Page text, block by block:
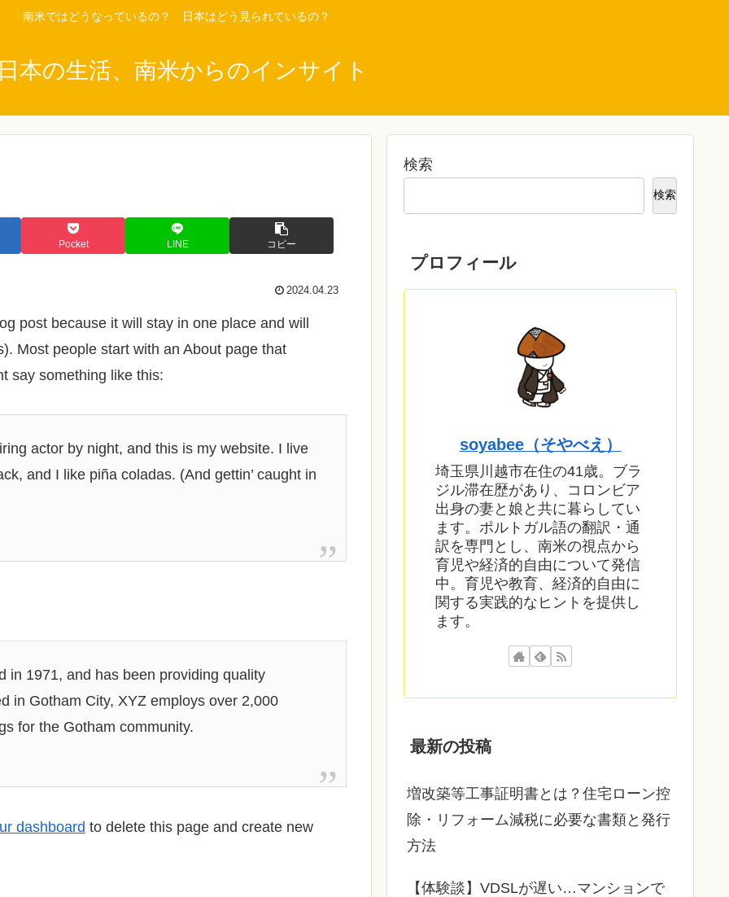
南米ではどうなっているの？ 日本はどう見られているの？
本の生活、南米からのインサイト
Pocket LINE コピー
2024.04.23
post because it will stay in one place and will
Most people start with an About page that
say something like this:
actor by night, and this is my website. I live
and I like piña coladas. (And gettin’ caught in
in 1971, and has been providing quality
in Gotham City, XYZ employs over 2,000
for the Gotham community.
dashboard to delete this page and create new
検索
検索
プロフィール
soyabee（そやべえ）
埼玉県川越市在住の41歳。ブラ
ジル滞在歴があり、コロンビア
出身の妻と娘と共に暮らしてい
ます。ポルトガル語の翻訳・通
訳を専門とし、南米の視点から
育児や経済的自由について発信
中。育児や教育、経済的自由に
関する実践的なヒントを提供し
ます。
最新の投稿
増改築等工事証明書とは？住宅ローン控
除・リフォーム減税に必要な書類と発行
方法
【体験談】VDSLが遅い…マンションで